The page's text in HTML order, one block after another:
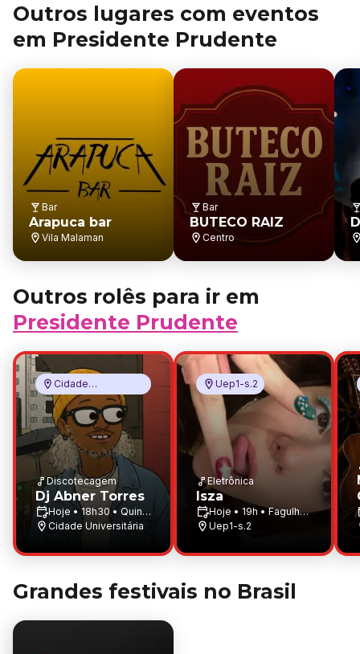
Outros lugares com eventos
em Presidente Prudente
Bar
Arapuca bar
Vila Malaman
Bar
BUTECO RAIZ
Centro
Outros rolês para ir em
Presidente Prudente
Cidade
Universitária
Discotecagem
Dj Abner Torres
Hoje • 18h30 • Quinta
Aula
Cidade Universitária
Uep1-s.2
Eletrônica
Isza
Hoje • 19h • Fagulha
Fire
Uep1-s.2
Grandes festivais no Brasil